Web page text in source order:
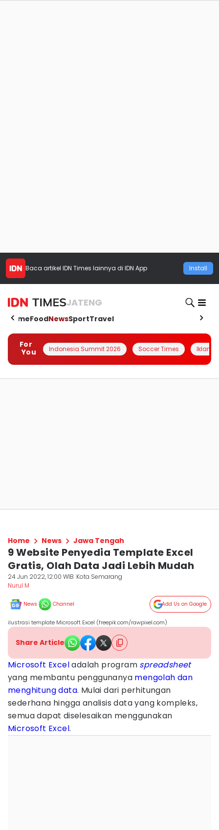
Baca artikel IDN Times lainnya di IDN App Install
JATENG
HomeFoodNewsSportTravel
For
You
Indonesia Summit 2026 Soccer Times Iklanin
Home News Jawa Tengah
9 Website Penyedia Template Excel
Gratis, Olah Data Jadi Lebih Mudah
24 Jun 2022, 12:00 WIB Kota Semarang
Nurul M
News Channel Add Us on Google
ilustrasi template Microsoft Excel (freepik.com/rawpixel.com)
Share Article
Microsoft Exceladalah program spreadsheet
yang membantu penggunanya mengolah dan
menghitung data. Mulai dari perhitungan
sederhana hingga analisis data yang kompleks,
semua dapat diselesaikan menggunakan
Microsoft Excel.